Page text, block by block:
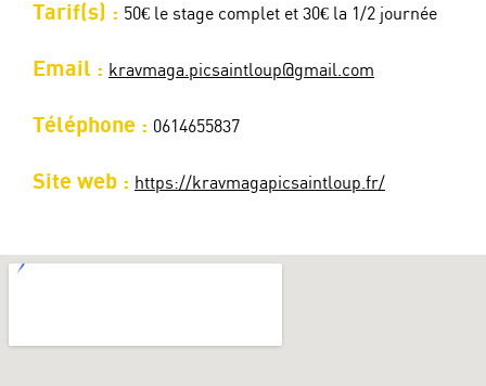
Tarif(s) : 50€ le stage complet et 30€ la 1/2 journée
Email : kravmaga.picsaintloup@gmail.com
Téléphone : 0614655837
Site web : https://kravmagapicsaintloup.fr/